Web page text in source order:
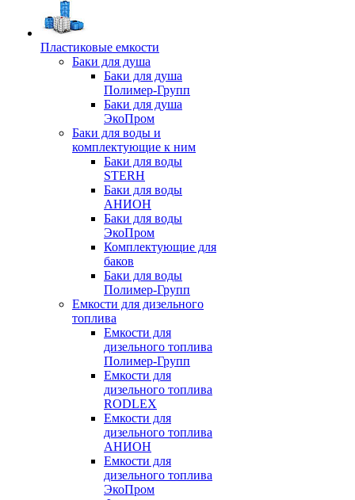
Пластиковые емкости
Баки для душа
Баки для душа
Полимер-Групп
Баки для душа
ЭкоПром
Баки для воды и
комплектующие к ним
Баки для воды
STERH
Баки для воды
АНИОН
Баки для воды
ЭкоПром
Комплектующие для
баков
Баки для воды
Полимер-Групп
Емкости для дизельного
топлива
Емкости для
дизельного топлива
Полимер-Групп
Емкости для
дизельного топлива
RODLEX
Емкости для
дизельного топлива
АНИОН
Емкости для
дизельного топлива
ЭкоПром